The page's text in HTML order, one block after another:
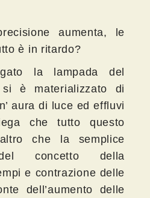
aumenta, le
è in ritardo?
la lampada del
si è materializzato di
aura di luce ed effluvi
che tutto questo
che la semplice
concetto della
e contrazione delle
dell’aumento delle